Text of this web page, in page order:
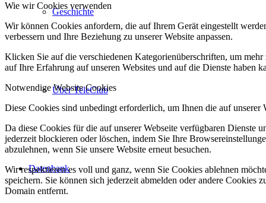
Geschichte
Über TeleClub
Datenbank
Wie wir Cookies verwenden
Wir können Cookies anfordern, die auf Ihrem Gerät eingestellt
verbessern und Ihre Beziehung zu unserer Website anpassen.
Klicken Sie auf die verschiedenen Kategorienüberschriften, um
auf Ihre Erfahrung auf unseren Websites und auf die Dienste haben
Notwendige Website Cookies
Diese Cookies sind unbedingt erforderlich, um Ihnen die auf
Da diese Cookies für die auf unserer Webseite verfügbaren
jederzeit blockieren oder löschen, indem Sie Ihre
abzulehnen, wenn Sie unsere Website erneut besuchen.
Wir respektieren es voll und ganz, wenn Sie Cookies ablehnen
speichern. Sie können sich jederzeit abmelden oder andere Cookies
Domain entfernt.